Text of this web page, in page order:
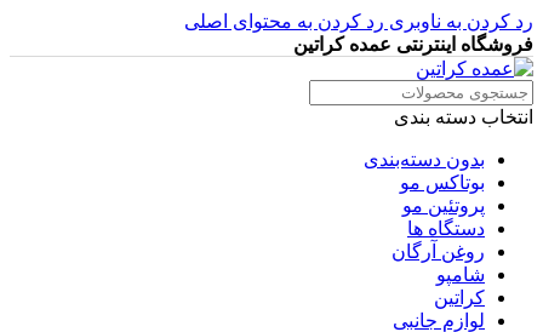
رد کردن به ناوبری رد کردن به محتوای اصلی
فروشگاه اینترنتی عمده کراتین
انتخاب دسته بندی
بدون دسته‌بندی
بوتاکس مو
پروتئین مو
دستگاه ها
روغن آرگان
شامپو
کراتین
لوازم جانبی